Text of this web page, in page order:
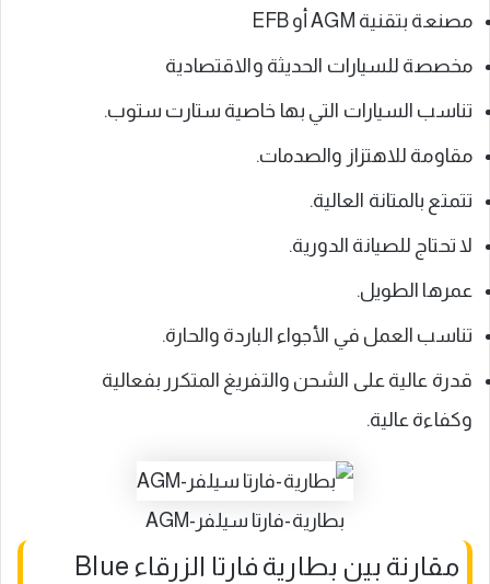
مصنعة بتقنية AGM أو EFB
مخصصة للسيارات الحديثة والاقتصادية
تناسب السيارات التي بها خاصية ستارت ستوب.
مقاومة للاهتزاز والصدمات.
تتمتع بالمتانة العالية.
لا تحتاج للصيانة الدورية.
عمرها الطويل.
تناسب العمل في الأجواء الباردة والحارة.
قدرة عالية على الشحن والتفريغ المتكرر بفعالية
وكفاءة عالية.
بطارية-فارتا سيلفر-AGM
مقارنة بين بطارية فارتا الزرقاء Blue